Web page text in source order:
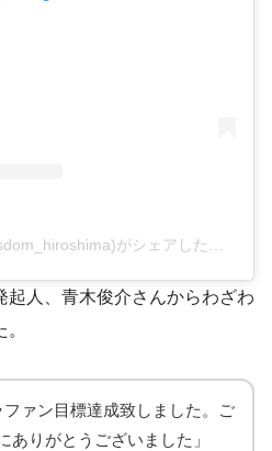
キッズダムひろしま(@kidsdom_hiroshima)がシェアした投稿
起人、青木俊介さんからわざわ
ファン目標達成致しました。ご
ありがとうございました」